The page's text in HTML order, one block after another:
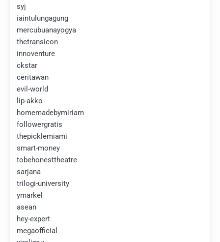
syj
iaintulungagung
mercubuanayogya
thetransicon
innoventure
ckstar
ceritawan
evil-world
lip-akko
homemadebymiriam
followergratis
thepicklemiami
smart-money
tobehonesttheatre
sarjana
trilogi-university
ymarkel
asean
hey-expert
megaofficial